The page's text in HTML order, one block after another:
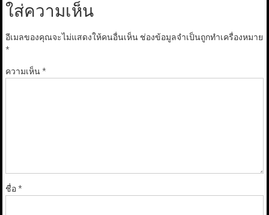
ใส่ความเห็น
อีเมลของคุณจะไม่แสดงให้คนอื่นเห็น ช่องข้อมูลจำเป็นถูกทำเครื่องหมาย
*
ความเห็น*
ชื่อ*